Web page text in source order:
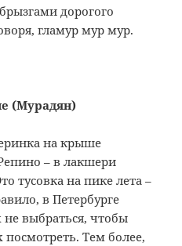
дорогого
гламур мур мур.
(Мурадян)
на крыше
– в лакшери
тусовка на пике лета –
в Петербурге
не выбраться, чтобы
посмотреть. Тем более,